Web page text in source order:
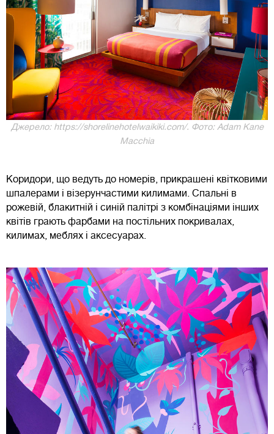
Джерело: https://shorelinehotelwaikiki.com/. Фото: Adam Kane
Macchia
Коридори, що ведуть до номерів, прикрашені квітковими
шпалерами і візерунчастими килимами. Спальні в
рожевій, блакитній і синій палітрі з комбінаціями інших
квітів грають фарбами на постільних покривалах,
килимах, меблях і аксесуарах.